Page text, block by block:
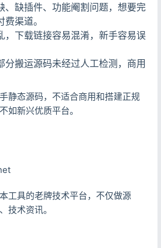
、缺插件、功能阉割问题，想要完
渠道。
，下载链接容易混淆，新手容易误
分搬运源码未经过人工检测，商用
静态源码，不适合商用和搭建正规
如新兴优质平台。
工具的老牌技术平台，不仅做源
技术资讯。